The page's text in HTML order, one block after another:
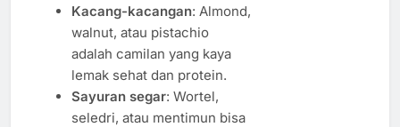
Kacang-kacangan: Almond,
walnut, atau pistachio
adalah camilan yang kaya
lemak sehat dan protein.
Sayuran segar: Wortel,
seledri, atau mentimun bisa